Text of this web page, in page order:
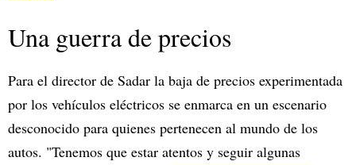
Una guerra de precios
Para el director de Sadar la baja de precios experimentada
por los vehículos eléctricos se enmarca en un escenario
desconocido para quienes pertenecen al mundo de los
autos. "Tenemos que estar atentos y seguir algunas